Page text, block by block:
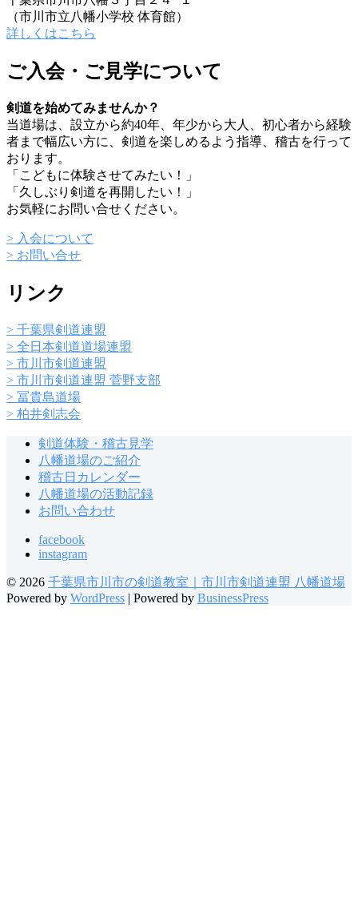
（市川市立八幡小学校 体育館）
詳しくはこちら
ご入会・ご見学について
剣道を始めてみませんか？
当道場は、設立から約40年、年少から大人、初心者から経験
者まで幅広い方に、剣道を楽しめるよう指導、稽古を行って
おります。
「こどもに体験させてみたい！」
「久しぶり剣道を再開したい！」
お気軽にお問い合せください。
> 入会について
> お問い合せ
リンク
> 千葉県剣道連盟
> 全日本剣道道場連盟
> 市川市剣道連盟
> 市川市剣道連盟 菅野支部
> 冨貴島道場
> 柏井剣志会
剣道体験・稽古見学
八幡道場のご紹介
稽古日カレンダー
八幡道場の活動記録
お問い合わせ
facebook
instagram
© 2026 千葉県市川市の剣道教室｜市川市剣道連盟 八幡道場
Powered by WordPress | Powered by BusinessPress